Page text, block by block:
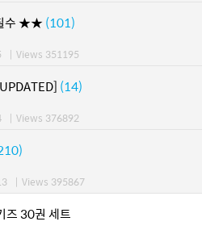
수 ★★ (101)
| Views 351195
(14)
| Views 376892
| Views 395867
즈 30권 세트